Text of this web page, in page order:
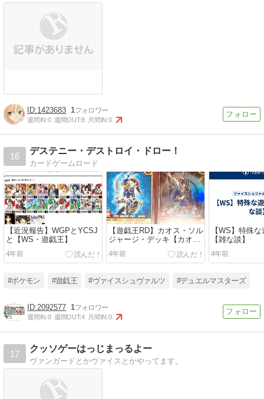
1423683 1
週間IN:0 週間OUT:8 月間IN:0
16
デステニー・デストロイ・ドロー！
カードゲームロード
【近況報告】WGPとYCSJ
と【WS・遊戯王】
4年前
【遊戯王RD】カオス・ソル
ジャージ・デッキ【カオ
ス・ナイロン・ブレード】
4年前
【WS】特殊
【雑な談】
4年前
#ポケモン #遊戯王 #ヴァイスシュヴァルツ #デュエルマスターズ
2092577 1
週間IN:0 週間OUT:4 月間IN:0
17
クッソゲーはっじまっるよー
ヴァンガードとかヴァイスとかやってます。